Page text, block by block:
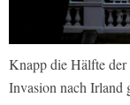
Knapp die Hälfte der
Invasion nach Irland